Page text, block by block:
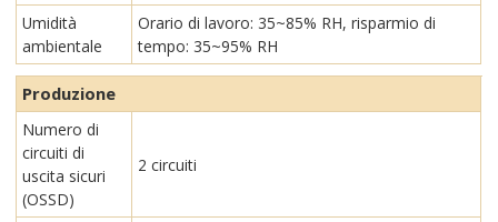
Umidità
ambientale
Orario di lavoro: 35~85% RH, risparmio di
tempo: 35~95% RH
Produzione
Numero di
circuiti di
uscita sicuri
(OSSD)
2 circuiti